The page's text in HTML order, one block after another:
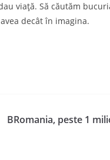
viaţă. Să căutăm
decât în imagina.
BRomania, peste 1